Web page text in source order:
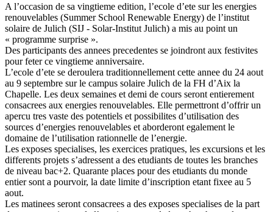
A l’occasion de sa vingtieme edition, l’ecole d’ete sur les energies
renouvelables (Summer School Renewable Energy) de l’institut
solaire de Julich (SIJ - Solar-Institut Julich) a mis au point un
« programme surprise ».
Des participants des annees precedentes se joindront aux festivites
pour feter ce vingtieme anniversaire.
L’ecole d’ete se deroulera traditionnellement cette annee du 24 aout
au 9 septembre sur le campus solaire Julich de la FH d’Aix la
Chapelle. Les deux semaines et demi de cours seront entierement
consacrees aux energies renouvelables. Elle permettront d’offrir un
apercu tres vaste des potentiels et possibilites d’utilisation des
sources d’energies renouvelables et aborderont egalement le
domaine de l’utilisation rationnelle de l’energie.
Les exposes specialises, les exercices pratiques, les excursions et les
differents projets s’adressent a des etudiants de toutes les branches
de niveau bac+2. Quarante places pour des etudiants du monde
entier sont a pourvoir, la date limite d’inscription etant fixee au 5
aout.
Les matinees seront consacrees a des exposes specialises de la part